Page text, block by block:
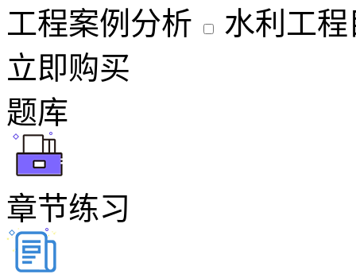
工程案例分析
水利工
立即购买
题库
章节练习